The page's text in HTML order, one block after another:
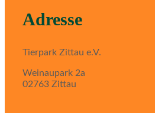
Adresse
Tierpark Zittau e.V.
Weinaupark 2a
02763 Zittau